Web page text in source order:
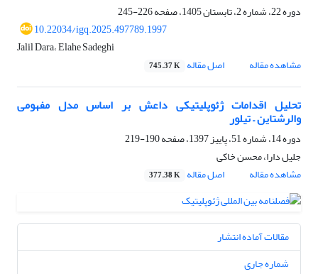
دوره 22، شماره 2، تابستان 1405، صفحه
226-245
10.22034/igq.2025.497789.1997
Jalil Dara، Elahe Sadeghi
مشاهده مقاله
اصل مقاله 745.37 K
تحلیل اقدامات ژئوپلیتیکی داعش بر اساس مدل مفهومی
والرشتاین – تیلور
دوره 14، شماره 51، پاییز 1397، صفحه
190-219
جلیل دارا، محسن خاکی
مشاهده مقاله
اصل مقاله 377.38 K
مقالات آماده انتشار
شماره جاری